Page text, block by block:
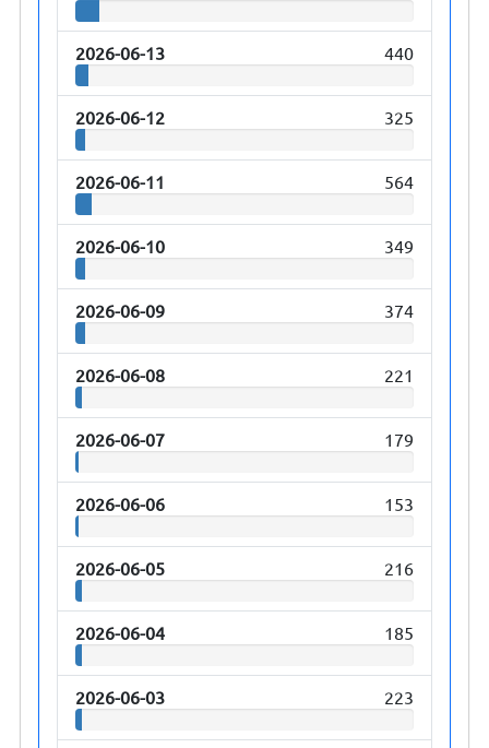
2026-06-13 440
2026-06-12 325
2026-06-11 564
2026-06-10 349
2026-06-09 374
2026-06-08 221
2026-06-07 179
2026-06-06 153
2026-06-05 216
2026-06-04 185
2026-06-03 223